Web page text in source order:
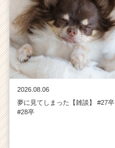
2026.08.06
夢に見てしまった【雑談】 #27卒
#28卒